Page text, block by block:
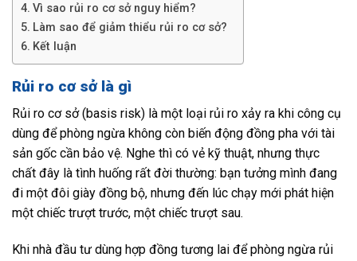
Vì sao rủi ro cơ sở nguy hiểm?
Làm sao để giảm thiểu rủi ro cơ sở?
Kết luận
Rủi ro cơ sở là gì
Rủi ro cơ sở (basis risk) là một loại rủi ro xảy ra khi công cụ
dùng để phòng ngừa không còn biến động đồng pha với tài
sản gốc cần bảo vệ. Nghe thì có vẻ kỹ thuật, nhưng thực
chất đây là tình huống rất đời thường: bạn tưởng mình đang
đi một đôi giày đồng bộ, nhưng đến lúc chạy mới phát hiện
một chiếc trượt trước, một chiếc trượt sau.
Khi nhà đầu tư dùng hợp đồng tương lai để phòng ngừa rủi